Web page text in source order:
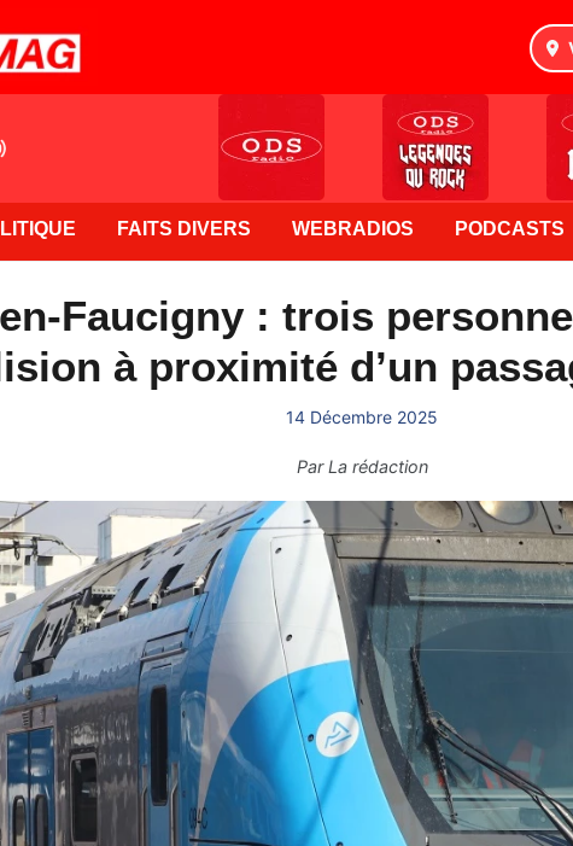
FAITS DIVERS WEBRADIOS PODCASTS
Faucigny : trois
à proximité d’un
14 Décembre 2025
ParLa rédaction